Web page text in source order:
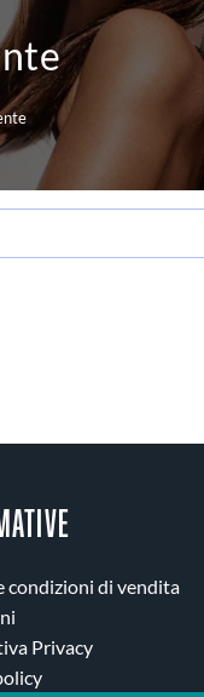
condizioni di vendita
Privacy